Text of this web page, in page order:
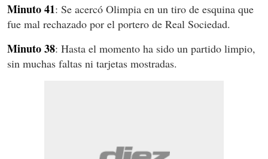
Minuto 41: Se acercó Olimpia en un tiro de esquina que
fue mal rechazado por el portero de Real Sociedad.
Minuto 38: Hasta el momento ha sido un partido limpio,
sin muchas faltas ni tarjetas mostradas.